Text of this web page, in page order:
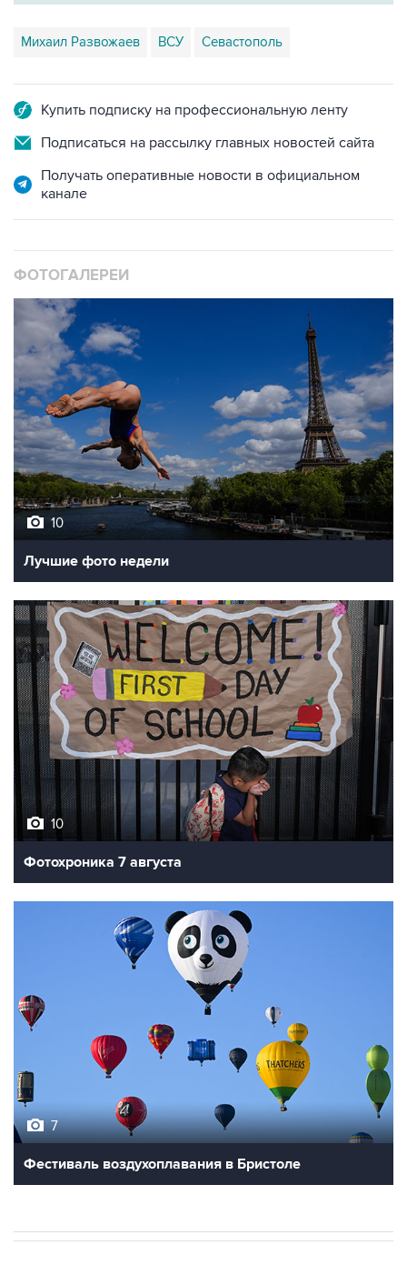
Михаил Развожаев ВСУ Севастополь
Купить подписку на профессиональную ленту
Подписаться на рассылку главных новостей сайта
Получать оперативные новости в официальном
канале
ФОТОГАЛЕРЕИ
10
Лучшие фото недели
10
Фотохроника 7 августа
7
Фестиваль воздухоплавания в Бристоле